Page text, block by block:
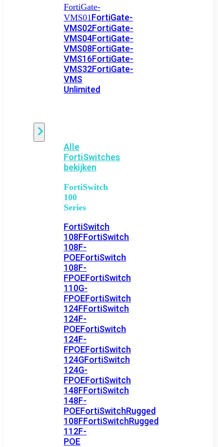
FortiGate-
VMS01FortiGate-
VMS02FortiGate-
VMS04FortiGate-
VMS08FortiGate-
VMS16FortiGate-
VMS32FortiGate-
VMS
Unlimited
Alle
FortiSwitches
bekijken
FortiSwitch
100
Series
FortiSwitch
108FFortiSwitch
108F-
POEFortiSwitch
108F-
FPOEFortiSwitch
110G-
FPOEFortiSwitch
124FFortiSwitch
124F-
POEFortiSwitch
124F-
FPOEFortiSwitch
124GFortiSwitch
124G-
FPOEFortiSwitch
148FFortiSwitch
148F-
POEFortiSwitchRugged
108FFortiSwitchRugged
112F-
POE